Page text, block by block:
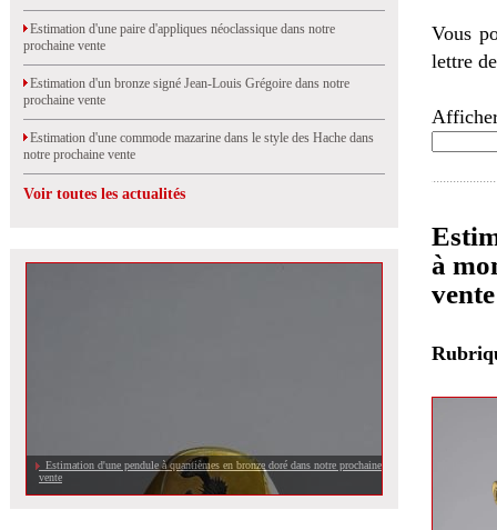
Estimation d'une paire d'appliques néoclassique dans notre
prochaine vente
Estimation d'un bronze signé Jean-Louis Grégoire dans notre
prochaine vente
Estimation d'une commode mazarine dans le style des Hache dans
notre prochaine vente
Voir toutes les actualités
Estimation d'une pendule à quantièmes en bronze doré dans notre prochaine
vente
Vous
lettre
à